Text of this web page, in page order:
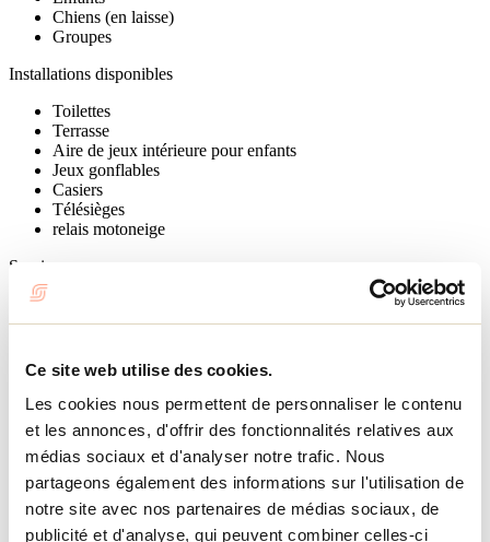
Ce site web utilise des cookies.
Les cookies nous permettent de personnaliser le contenu
et les annonces, d'offrir des fonctionnalités relatives aux
médias sociaux et d'analyser notre trafic. Nous
partageons également des informations sur l'utilisation de
notre site avec nos partenaires de médias sociaux, de
publicité et d'analyse, qui peuvent combiner celles-ci
Chiens (en laisse)
Groupes
Installations disponibles
Toilettes
Terrasse
Aire de jeux intérieure pour enfants
Jeux gonflables
Casiers
Télésièges
relais motoneige
Services aux groupes
Tarif de groupe
Horaire particulier sur demande
Ouverture possible hors-saison
Activités récréatives et culturelles
Animation pour enfants
Concert/Spectacle
Conférence
Exposition
Dégustation